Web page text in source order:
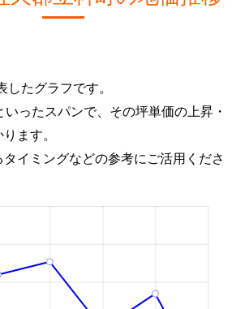
たグラフです。
ったスパンで、その坪単価の上昇・
ます。
イミングなどの参考にご活用くださ